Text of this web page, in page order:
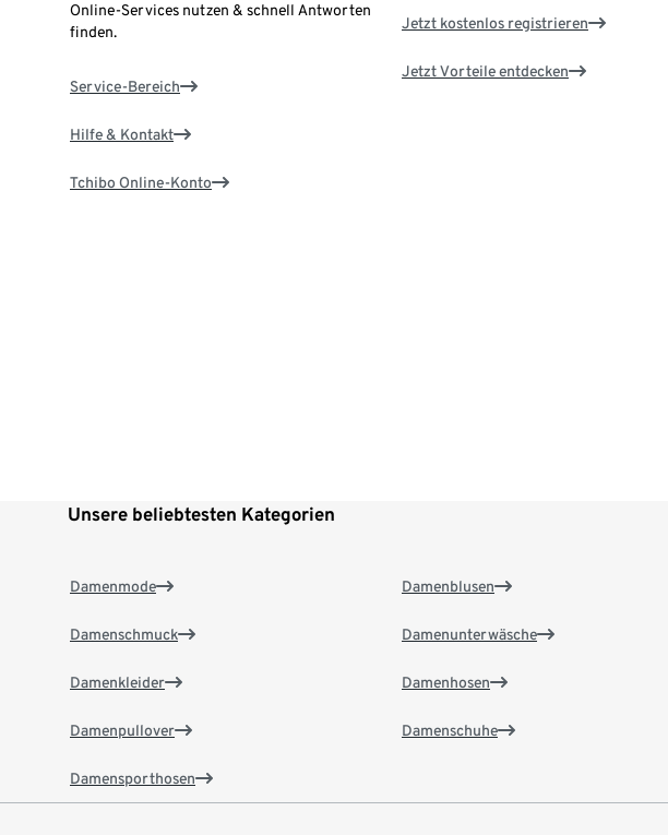
Online-Services nutzen & schnell Antworten
finden.
Service-Bereich
Hilfe & Kontakt
Tchibo Online-Konto
Jetzt kostenlos registrieren
Jetzt Vorteile entdecken
Unsere beliebtesten Kategorien
Damenmode
Damenschmuck
Damenkleider
Damenpullover
Damensporthosen
Damenblusen
Damenunterwäsche
Damenhosen
Damenschuhe